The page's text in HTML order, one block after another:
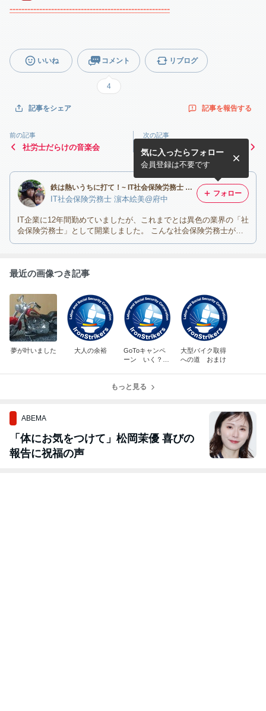
------------------------------------------------------
いいね コメント
4
リブログ
記事をシェア 記事を報告する
前の記事
社労士だらけの音楽会
次の記事
親子でインフルエンザの予防
接種
鉄は熱いうちに打て！~ IT社会保険労務士 濵本絵美＠東京都府中市~
IT社会保険労務士 濵本絵美@府中
IT企業に12年間勤めていましたが、これまでとは異色の業界の「社
会保険労務士」として開業しました。 こんな社会保険労務士がい
ても良いのでは？！
気に入ったらフォロー
会員登録は不要です
フォロー
最近の画像つき記事
夢が叶いました 大人の余裕
GoToキャンペ
ーン いく？
大型バイク取得
への道 おまけ
もっと見る
ABEMA
「体にお気をつけて」松岡茉優 喜びの
報告に祝福の声